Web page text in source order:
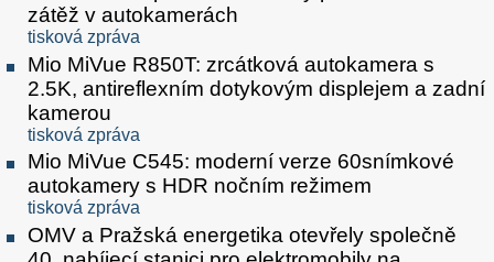
zátěž v autokamerách
tisková zpráva
Mio MiVue R850T: zrcátková autokamera s
2.5K, antireflexním dotykovým displejem a zadní
kamerou
tisková zpráva
Mio MiVue C545: moderní verze 60snímkové
autokamery s HDR nočním režimem
tisková zpráva
OMV a Pražská energetika otevřely společně